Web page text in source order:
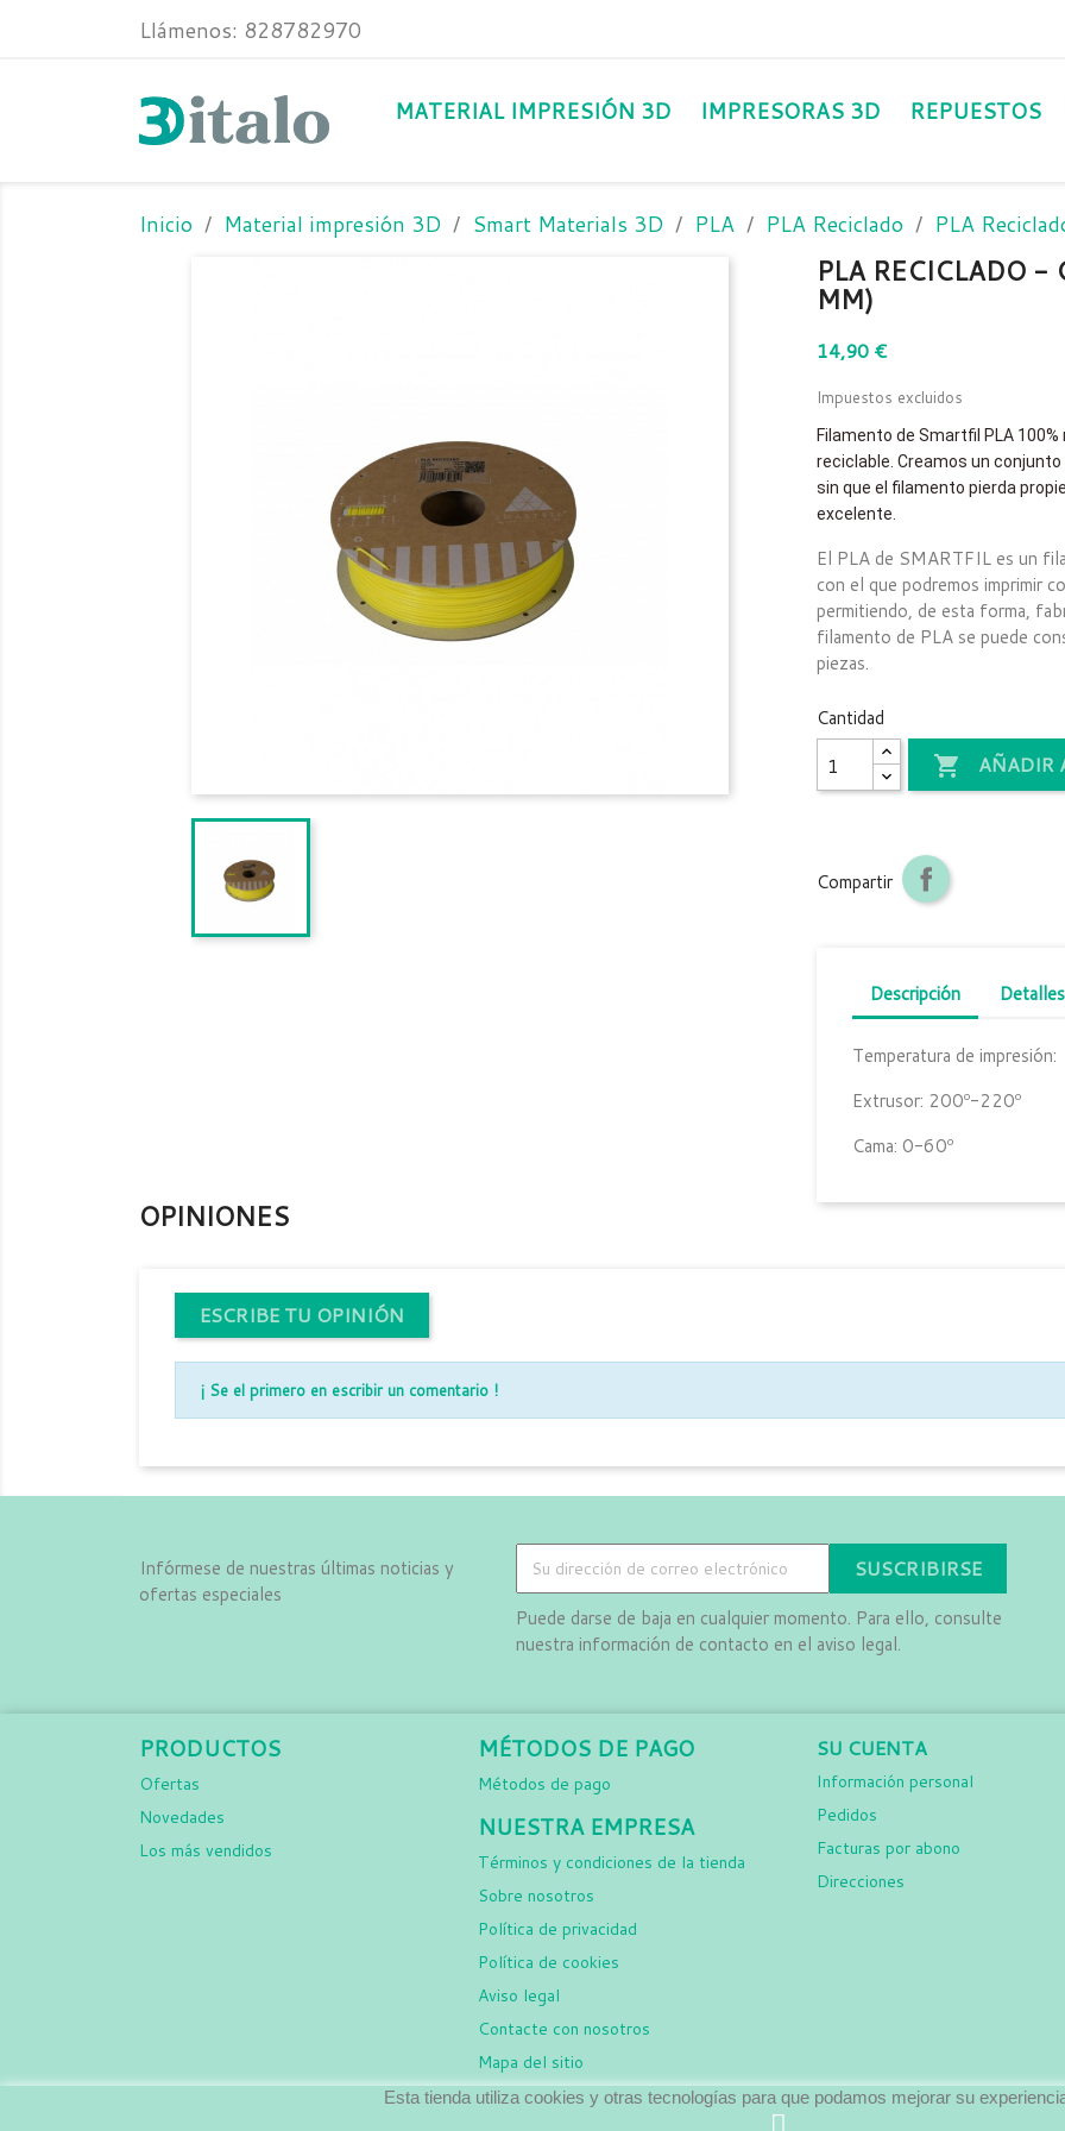
Llámenos: 828782970
MATERIAL IMPRESIÓN 3D IMPRESORAS 3D REPUESTOS
Inicio Material impresión 3D Smart Materials 3D PLA PLA Reciclado PLA
PLA RECICLADO -
MM)
14,90 €
Impuestos excluidos
Filamento de Smartfil PLA
reciclable. Creamos un
sin que el filamento pierda
excelente.
El PLA de SMARTFIL es un
con el que podremos imprimir
permitiendo, de esta forma,
filamento de PLA se puede
piezas.
Cantidad
 AÑADIR
Compartir
Descripción
Temperatura de impresión:
Extrusor: 200º-220º
Cama: 0-60º
OPINIONES
ESCRIBE TU OPINIÓN
¡ Se el primero en escribir un comentario !
Infórmese de nuestras últimas noticias y
ofertas especiales
Puede darse de baja en cualquier momento. Para ello, consulte
nuestra información de contacto en el aviso legal.
PRODUCTOS
Ofertas
Novedades
Los más vendidos
MÉTODOS DE PAGO
Métodos de pago
NUESTRA EMPRESA
Términos y condiciones de la tienda
Sobre nosotros
Política de privacidad
Política de cookies
Aviso legal
Contacte con nosotros
Mapa del sitio
SU CUENTA
Información personal
Pedidos
Facturas por abono
Direcciones
Esta tienda utiliza cookies y otras tecnologías para que podamos mejorar su
© 2026 - Desarrollado por 3Ditalo